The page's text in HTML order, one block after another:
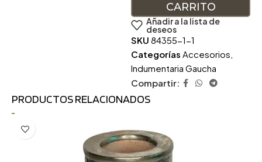
CARRITO
Añadir a la lista de
deseos
SKU 84355-1-1
Categorías Accesorios,
Indumentaria Gaucha
Compartir:
PRODUCTOS RELACIONADOS